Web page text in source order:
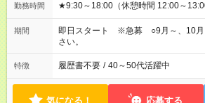
勤務時間 ★9:30～18:00（休憩時間 12:00～
期間
即日スタート ※急募 ○9月～、10月
さい。
特徴 履歴書不要 / 40～50代活躍中
気になる！ 応募する